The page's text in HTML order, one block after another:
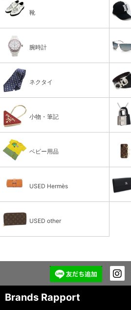
靴
腕時計
ネクタイ
小物・筆記
ベビー用品
USED Hermès
USED other
Brands Rapport